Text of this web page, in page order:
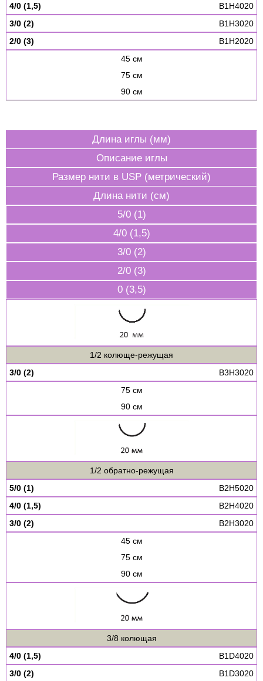
4/0 (1,5)
B1H4020
3/0 (2)
B1H3020
2/0 (3)
B1H2020
45 см
75 см
90 см
Длина иглы (мм)
Описание иглы
Размер нити в USP (метрический)
Длина нити (см)
5/0 (1)
4/0 (1,5)
3/0 (2)
2/0 (3)
0 (3,5)
1/2 колюще-режущая
3/0 (2)
B3H3020
75 см
90 см
1/2 обратно-режущая
5/0 (1)
B2H5020
4/0 (1,5)
B2H4020
3/0 (2)
B2H3020
45 см
75 см
90 см
3/8 колющая
4/0 (1,5)
B1D4020
3/0 (2)
B1D3020